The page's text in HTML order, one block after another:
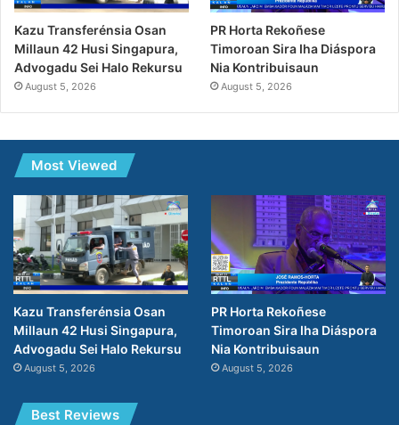
Kazu Transferénsia Osan
Millaun 42 Husi Singapura,
Advogadu Sei Halo Rekursu
August 5, 2026
PR Horta Rekoñese
Timoroan Sira Iha Diáspora
Nia Kontribuisaun
August 5, 2026
Most Viewed
Kazu Transferénsia Osan
Millaun 42 Husi Singapura,
Advogadu Sei Halo Rekursu
August 5, 2026
PR Horta Rekoñese
Timoroan Sira Iha Diáspora
Nia Kontribuisaun
August 5, 2026
Best Reviews